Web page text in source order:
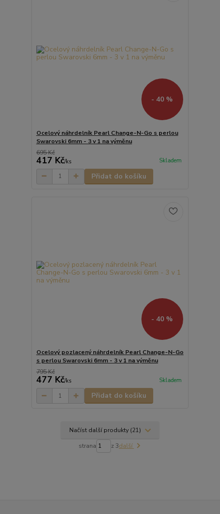
- 40 %
Ocelový náhrdelník Pearl Change-N-Go s perlou
Swarovski 6mm - 3 v 1 na výměnu
695 Kč
417 Kč/ks Skladem
Přidat do košíku
- 40 %
Ocelový pozlacený náhrdelník Pearl Change-N-Go
s perlou Swarovski 6mm - 3 v 1 na výměnu
795 Kč
477 Kč/ks Skladem
Přidat do košíku
Načíst další produkty (21)
strana z 3další